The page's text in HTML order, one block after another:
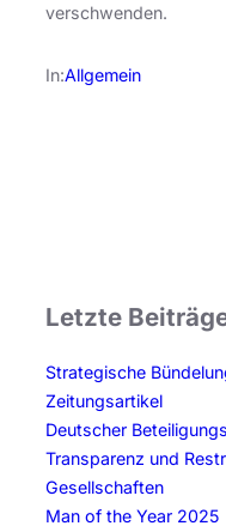
verschwenden.
In:Allgemein
Letzte
Strategische
Zeitungsartikel
Deutscher
Transparenz und
Gesellschaften
Man of the Year 2025